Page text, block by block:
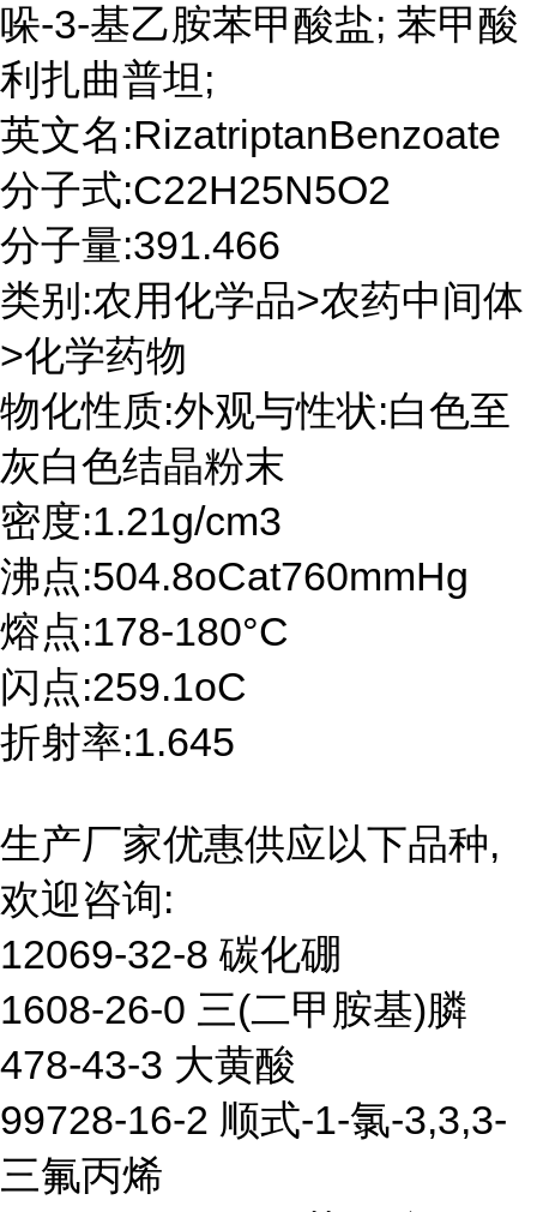
哚-3-基乙胺苯甲酸盐; 苯甲酸
利扎曲普坦;
英文名:RizatriptanBenzoate
分子式:C22H25N5O2
分子量:391.466
类别:农用化学品>农药中间体
>化学药物
物化性质:外观与性状:白色至
灰白色结晶粉末
密度:1.21g/cm3
沸点:504.8oCat760mmHg
熔点:178-180°C
闪点:259.1oC
折射率:1.645
生产厂家优惠供应以下品种,
欢迎咨询:
12069-32-8 碳化硼
1608-26-0 三(二甲胺基)膦
478-43-3 大黄酸
99728-16-2 顺式-1-氯-3,3,3-
三氟丙烯